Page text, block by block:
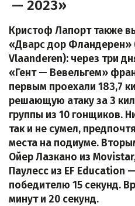
— 2023»
Кристоф Лапорт также
«Дварс дор Фландерен»
Vlaanderen): через три
«Гент — Вевельгем»
первым проехали 183,7
решающую атаку за 3
группы из 10 гонщиков.
так и не сумел,
места на подиуме.
Ойер Лазкано из
Паулесс из EF Education
победителю 15 секунд.
минут и 20 секунд.